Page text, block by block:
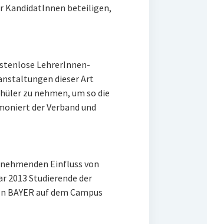
KandidatInnen beteiligen,
LehrerInnen-
dieser Art
zu nehmen, um so die
der Verband und
Einfluss von
2013 Studierende der
auf dem Campus